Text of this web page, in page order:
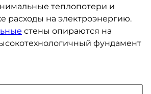
теплопотери и
расходы на электроэнергию.
стены опираются на
фундамент
были заложены все